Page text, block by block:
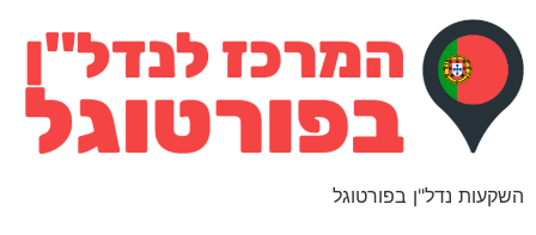
השקעות נדל"ן בפורטוגל